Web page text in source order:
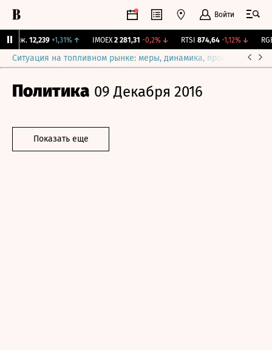
Войти
Бирж. 12,239 +1,31%↑ IMOEX 2 281,31 -0,2%↓ RTSI 874,64 -1,12%↓ RGBI
Ситуация на топливном рынке: меры, динамика, прогнозы
Политика 09 Декабря 2016
Показать еще